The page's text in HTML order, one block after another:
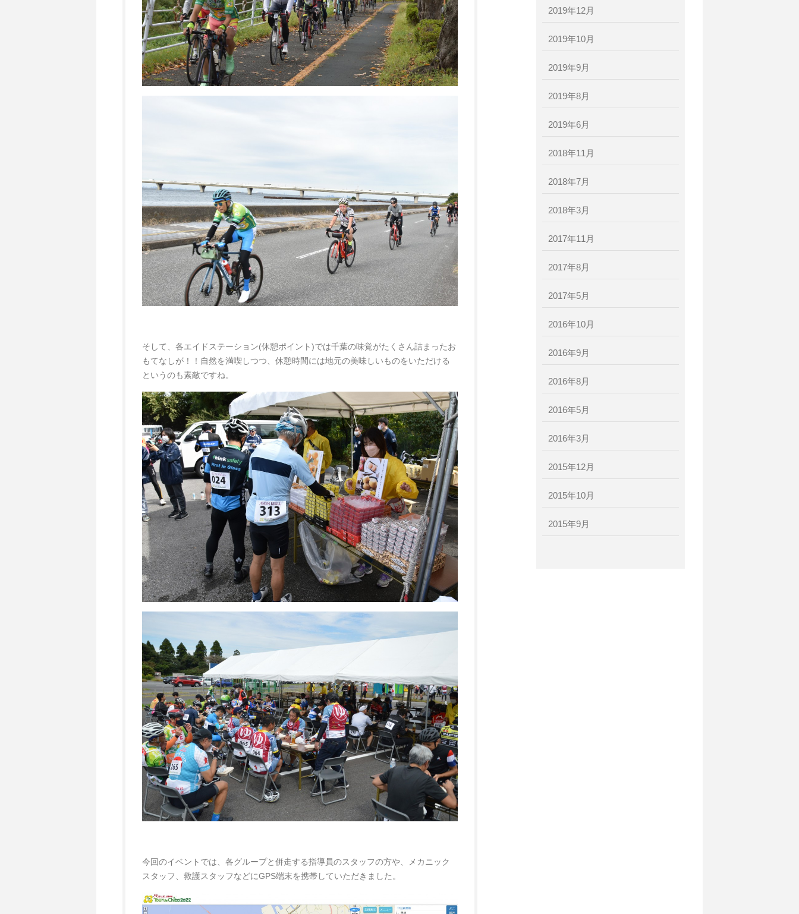
そして、各エイドステーション(休憩ポイント)では千葉の味覚がたくさん詰まったお
もてなしが！！自然を満喫しつつ、休憩時間には地元の美味しいものをいただける
というのも素敵ですね。
今回のイベントでは、各グループと併走する指導員のスタッフの方や、メカニック
スタッフ、救護スタッフなどにGPS端末を携帯していただきました。
2019年12月
2019年10月
2019年9月
2019年8月
2019年6月
2018年11月
2018年7月
2018年3月
2017年11月
2017年8月
2017年5月
2016年10月
2016年9月
2016年8月
2016年5月
2016年3月
2015年12月
2015年10月
2015年9月